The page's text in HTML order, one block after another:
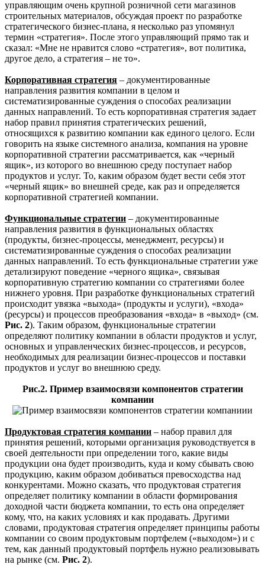
управляющим очень крупной розничной сети магазинов
строительных материалов, обсуждая проект по разработке
стратегического бизнес-плана, я несколько раз упомянул
термин «стратегия». После этого управляющий прямо так и
сказал: «Мне не нравится слово «стратегия», вот политика,
другое дело, а стратегия – не то».
Корпоративная стратегия – документированные
направления развития компании в целом и
систематизированные суждения о способах реализации
данных направлений. То есть корпоративная стратегия задает
набор правил принятия стратегических решений,
относящихся к развитию компании как единого целого. Если
говорить на языке системного анализа, компания на уровне
корпоративной стратегии рассматривается, как «черный
ящик», из которого во внешнюю среду поступает набор
продуктов и услуг. То, каким образом будет вести себя этот
«черный ящик» во внешней среде, как раз и определяется
корпоративной стратегией компании.
Функциональные стратегии – документированные
направления развития в функциональных областях
(продукты, бизнес-процессы, менеджмент, ресурсы) и
систематизированные суждения о способах реализации
данных направлений. То есть функциональные стратегии уже
детализируют поведение «черного ящика», связывая
корпоративную стратегию компании со стратегиями более
нижнего уровня. При разработке функциональных стратегий
происходит увязка «выхода» (продукты и услуги), «входа»
(ресурсы) и процессов преобразования «входа» в «выход» (см.
Рис. 2). Таким образом, функциональные стратегии
определяют политику компании в области продуктов и услуг,
основных и управленческих бизнес-процессов, и ресурсов,
необходимых для реализации бизнес-процессов и поставки
продуктов и услуг во внешнюю среду.
Рис.2. Пример взаимосвязи компонентов стратегии
компании
Продуктовая стратегия компании – набор правил для
принятия решений, которыми организация руководствуется в
своей деятельности при определении того, какие виды
продукции она будет производить, куда и кому сбывать свою
продукцию, каким образом добиваться превосходства над
конкурентами. Можно сказать, что продуктовая стратегия
определяет политику компании в области формирования
доходной части бюджета компании, то есть она определяет
кому, что, на каких условиях и как продавать. Другими
словами, продуктовая стратегия определяет принципы работы
компании со своим продуктовым портфелем («выходом») и с
тем, как данный продуктовый портфель нужно реализовывать
на рынке (см. Рис. 2).